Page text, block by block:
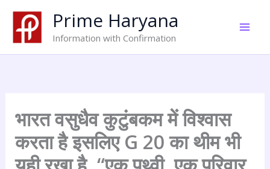
content
Prime Haryana
Information with Confirmation
भारत वसुधैव कुटुंबकम में विश्वास
करता है इसलिए G 20 का थीम भी